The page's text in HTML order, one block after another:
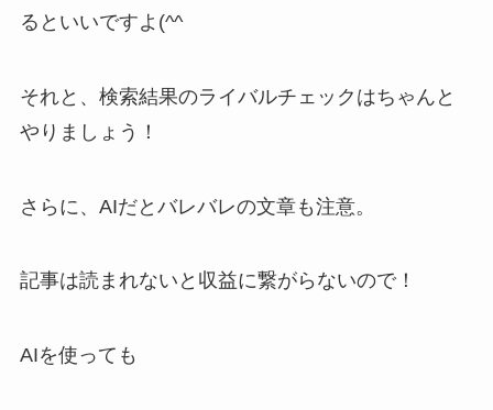
るといいですよ(^^
それと、検索結果のライバルチェックはちゃんと
やりましょう！
さらに、AIだとバレバレの文章も注意。
記事は読まれないと収益に繋がらないので！
AIを使っても